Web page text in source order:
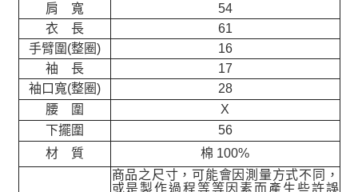
肩 寬
54
衣 長
61
手臂圍(整圈)
16
袖 長
17
袖口寬(整圈)
28
腰 圍
X
下擺圍
56
材 質
棉 100%
商品之尺寸，可能會因測量方式不同，
或是製作過程等等因素而產生些許誤